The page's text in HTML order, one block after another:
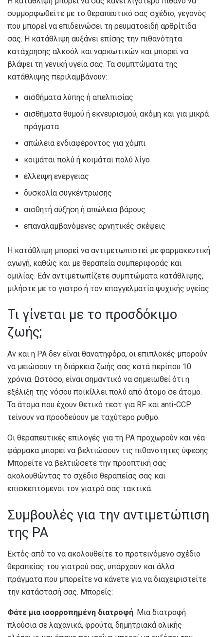
συμμορφωθείτε με το θεραπευτικό σας σχέδιο, γεγονός
που μπορεί να επιδεινώσει τη ρευματοειδή αρθρίτιδα
σας. Η κατάθλιψη αυξάνει επίσης την πιθανότητα
κατάχρησης αλκοόλ και ναρκωτικών και μπορεί να
βλάψει τη γενική υγεία σας. Τα συμπτώματα της
κατάθλιψης περιλαμβάνουν:
αισθήματα λύπης ή απελπισίας
αισθήματα θυμού ή εκνευρισμού, ακόμη και για μικρά
πράγματα
απώλεια ενδιαφέροντος για χόμπι
κοιμάται πολύ ή κοιμάται πολύ λίγο
έλλειψη ενέργειας
δυσκολία συγκέντρωσης
αισθητή αύξηση ή απώλεια βάρους
επαναλαμβανόμενες αρνητικές σκέψεις
Η κατάθλιψη μπορεί να αντιμετωπιστεί με φαρμακευτική
αγωγή, καθώς και με θεραπεία συμπεριφοράς και
ομιλίας. Εάν αντιμετωπίζετε συμπτώματα κατάθλιψης,
μιλήστε με το γιατρό ή τον επαγγελματία ψυχικής υγείας.
Τι γίνεται με το προσδόκιμο
ζωής;
Αν και η ΡΑ δεν είναι θανατηφόρα, οι επιπλοκές μπορούν
να μειώσουν τη διάρκεια ζωής σας κατά περίπου 10
χρόνια. Ωστόσο, είναι σημαντικό να σημειωθεί ότι η
εξέλιξη της νόσου ποικίλλει πολύ από άτομο σε άτομο.
Τα άτομα που έχουν θετικό τεστ για RF και anti-CCP
τείνουν να προοδεύουν με ταχύτερο ρυθμό.
Οι θεραπευτικές επιλογές για τη ΡΑ προχωρούν και νέα
φάρμακα μπορεί να βελτιώσουν τις πιθανότητες ύφεσης.
Μπορείτε να βελτιώσετε την προοπτική σας
ακολουθώντας το σχέδιο θεραπείας σας και
επισκεπτόμενοι τον γιατρό σας τακτικά.
Συμβουλές για την αντιμετώπιση
της ΡΑ
Εκτός από το να ακολουθείτε το προτεινόμενο σχέδιο
θεραπείας του γιατρού σας, υπάρχουν και άλλα
πράγματα που μπορείτε να κάνετε για να διαχειριστείτε
την κατάστασή σας. Μπορείς:
Φάτε μια ισορροπημένη διατροφή. Μια διατροφή
πλούσια σε λαχανικά, φρούτα, δημητριακά ολικής